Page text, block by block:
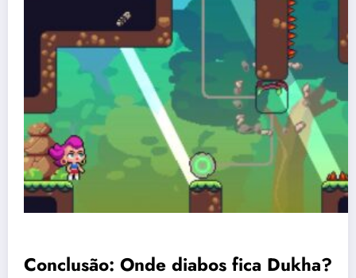
Conclusão: Onde diabos fica Dukha?